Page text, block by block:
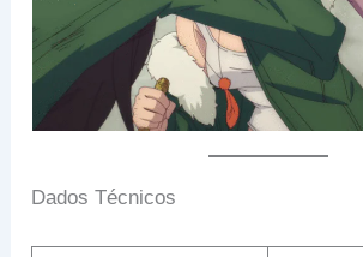
Dados Técnicos